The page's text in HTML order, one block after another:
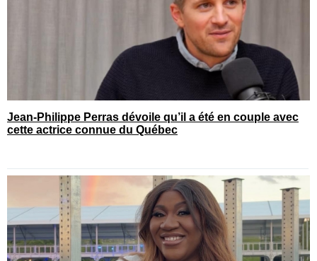
Jean-Philippe Perras dévoile qu’il a été en couple avec
cette actrice connue du Québec